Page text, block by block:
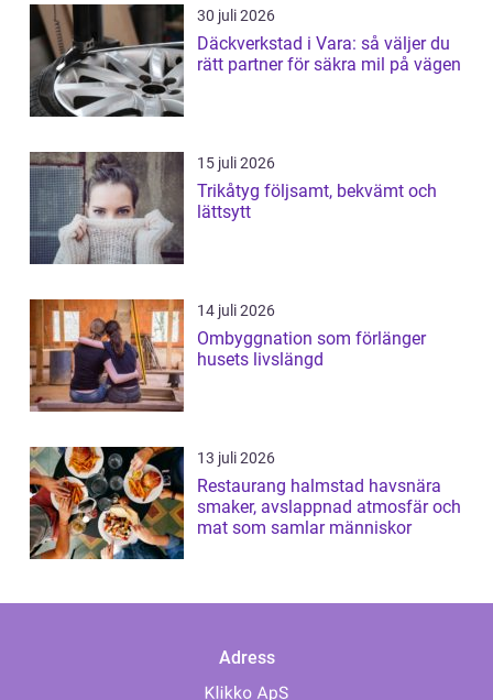
30 juli 2026
Däckverkstad i Vara: så väljer du
rätt partner för säkra mil på vägen
15 juli 2026
Trikåtyg följsamt, bekvämt och
lättsytt
14 juli 2026
Ombyggnation som förlänger
husets livslängd
13 juli 2026
Restaurang halmstad havsnära
smaker, avslappnad atmosfär och
mat som samlar människor
Adress